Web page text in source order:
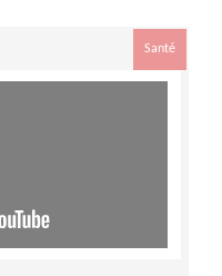
Santé